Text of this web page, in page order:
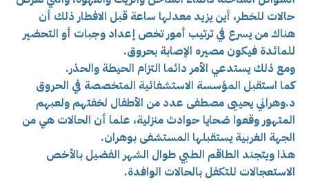
حالات للخطر، أين يزيد معدلها ساعة قبل الافطار ذلك أن
هناك من يسرع في ترتيب أمور تخص إعداد وجبات أو التحضير
للمائدة فيكون مصيره الإصابة بحروق.
ومع ذلك يستدعي الأمر دائما التزام الحيطة والحذر.
كما استقبل المؤسسة الاستشفائية المتخصصة في الحروق
د.وهراني يحييى مصطفى عدد من الأطفال لخفتهم ولعبهم
المتهور وقعوا ضحايا حوادث منزلية، علما أن الحالات هي من
الجهة الغربية يستقبلها المستشفى بوهران.
هذا ويتجند الطاقم الطبي طوال الشهر الفضيل بالأخص
الاستعجالات للتكفل بالحالات الوافدة.